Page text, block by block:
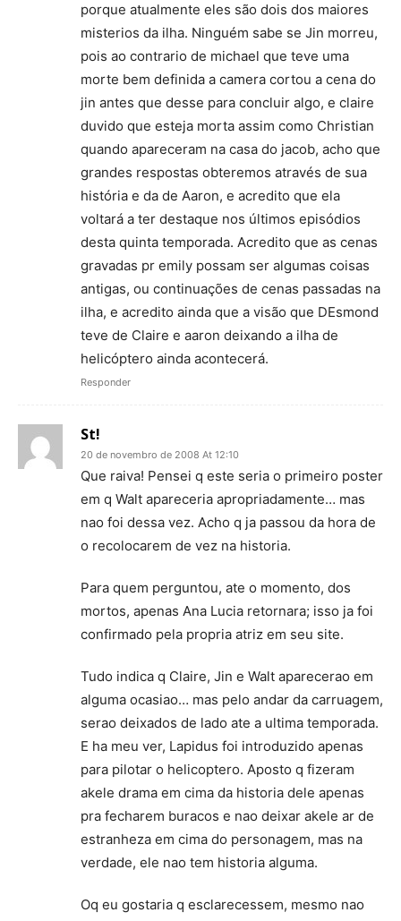
porque atualmente eles são dois dos maiores
misterios da ilha. Ninguém sabe se Jin morreu,
pois ao contrario de michael que teve uma
morte bem definida a camera cortou a cena do
jin antes que desse para concluir algo, e claire
duvido que esteja morta assim como Christian
quando apareceram na casa do jacob, acho que
grandes respostas obteremos através de sua
história e da de Aaron, e acredito que ela
voltará a ter destaque nos últimos episódios
desta quinta temporada. Acredito que as cenas
gravadas pr emily possam ser algumas coisas
antigas, ou continuações de cenas passadas na
ilha, e acredito ainda que a visão que DEsmond
teve de Claire e aaron deixando a ilha de
helicóptero ainda acontecerá.
Responder
St!
20 de novembro de 2008 At 12:10
Que raiva! Pensei q este seria o primeiro poster
em q Walt apareceria apropriadamente… mas
nao foi dessa vez. Acho q ja passou da hora de
o recolocarem de vez na historia.
Para quem perguntou, ate o momento, dos
mortos, apenas Ana Lucia retornara; isso ja foi
confirmado pela propria atriz em seu site.
Tudo indica q Claire, Jin e Walt aparecerao em
alguma ocasiao… mas pelo andar da carruagem,
serao deixados de lado ate a ultima temporada.
E ha meu ver, Lapidus foi introduzido apenas
para pilotar o helicoptero. Aposto q fizeram
akele drama em cima da historia dele apenas
pra fecharem buracos e nao deixar akele ar de
estranheza em cima do personagem, mas na
verdade, ele nao tem historia alguma.
Oq eu gostaria q esclarecessem, mesmo nao